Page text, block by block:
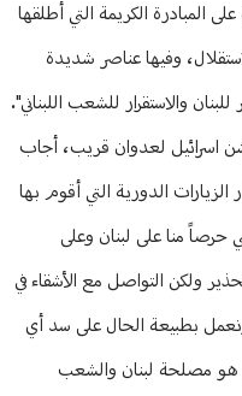
المبادرة الكريمة التي أطلقها
وفيها عناصر شديدة
والاستقرار للشعب اللبناني".
شن اسرائيل لعدوان قريب، أجاب
الدورية التي أقوم بها
حرصاً منا على لبنان وعلى
ولكن التواصل مع الأشقاء في
ونعمل بطبيعة الحال على سد أي
هو مصلحة لبنان والشعب